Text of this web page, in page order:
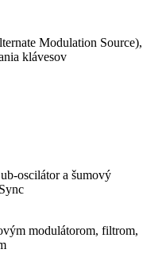
Modulation Source),
klávesov
oscilátor a šumový
modulátorom, filtrom,